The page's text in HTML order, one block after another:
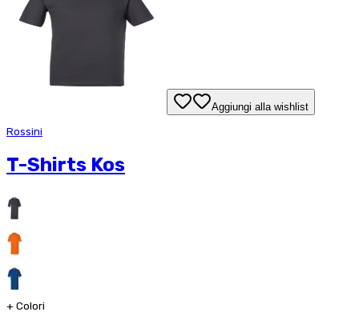
Aggiungi alla wishlist
Rossini
T-Shirts Kos
+ Colori